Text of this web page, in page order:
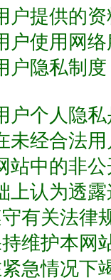
户提供的
户使用网
户隐私制度
户个人隐
未经合法
站中的非
上认为透
有关法律
维护本网
急情况下